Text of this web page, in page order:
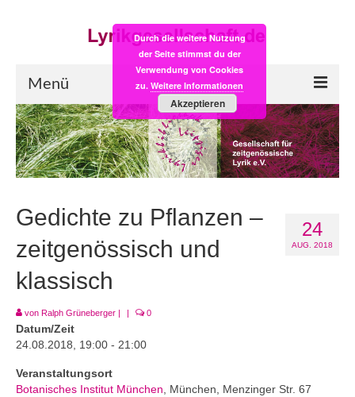
Menü
Start
LYRIK:POST
Einkaufsladen
Empfehlung des Monats
Videos
Veranstaltungen
Neuerscheinungen von Mitgliedern
24
AUG. 2018
Gedichte zu Pflanzen –
zeitgenössisch und
klassisch
von Ralph Grüneberger | | 0
Datum/Zeit
24.08.2018, 19:00 - 21:00
Veranstaltungsort
Botanisches Institut München , München, Menzinger Str. 67
Durch die weitere Nutzung
der Seite stimmst du der
Verwendung von Cookies
zu. Weitere Informationen
Akzeptieren